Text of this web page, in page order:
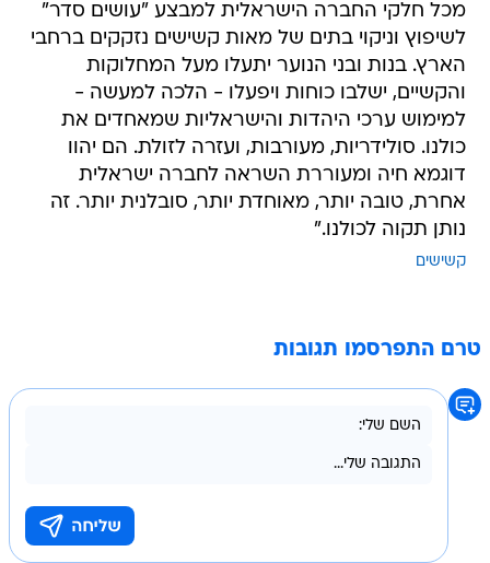
מכל חלקי החברה הישראלית למבצע "עושים סדר"
לשיפוץ וניקוי בתים של מאות קשישים נזקקים ברחבי
הארץ. בנות ובני הנוער יתעלו מעל המחלוקות
והקשיים, ישלבו כוחות ויפעלו - הלכה למעשה -
למימוש ערכי היהדות והישראליות שמאחדים את
כולנו. סולידריות, מעורבות, ועזרה לזולת. הם יהוו
דוגמא חיה ומעוררת השראה לחברה ישראלית
אחרת, טובה יותר, מאוחדת יותר, סובלנית יותר. זה
נותן תקוה לכולנו."
קשישים
טרם התפרסמו תגובות